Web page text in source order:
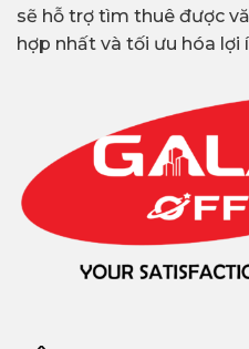
sẽ hỗ trợ tìm thuê được
hợp nhất và tối ưu hóa lợi